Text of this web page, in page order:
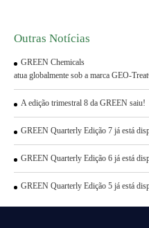
Outras Notícias
GREEN Chemicals
atua globalmente sob a marca GEO-
A edição trimestral 8 da GREEN saiu!
GREEN Quarterly Edição 7 já está
GREEN Quarterly Edição 6 já está
GREEN Quarterly Edição 5 já está